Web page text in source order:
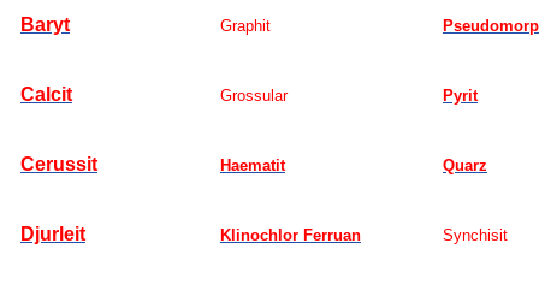
Baryt Graphit
Calcit Grossular Pyrit
Cerussit Haematit Quarz
Djurleit Klinochlor Ferruan